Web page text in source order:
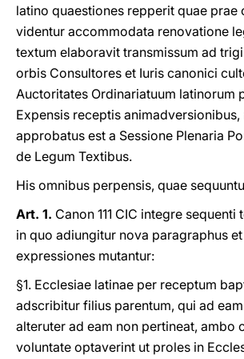
latino quaestiones repperit quae prae
videntur accommodata renovatione
textum elaboravit transmissum ad
orbis Consultores et Iuris canonici
Auctoritates Ordinariatuum latinorum
Expensis receptis
approbatus est a Sessione Plenaria
de Legum Textibus.
His omnibus perpensis, quae
Art. 1. Canon 111 CIC integre sequenti
in quo adiungitur nova paragraphus
expressiones mutantur:
§1. Ecclesiae latinae per receptum
adscribitur filius parentum, qui ad
alteruter ad eam non pertineat, ambo
voluntate optaverint ut proles in